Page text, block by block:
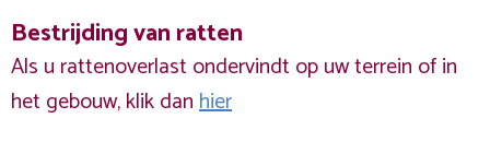
Bestrijding van ratten
Als u rattenoverlast ondervindt op uw terrein of in
het gebouw, klik danhier